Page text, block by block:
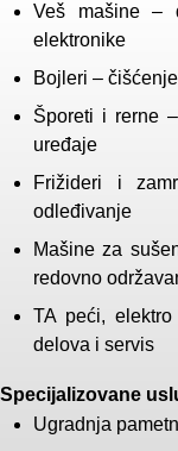
Veš mašine –
elektronike
Bojleri –
Šporeti i rerne
uređaje
Frižideri i
odleđivanje
Mašine za
redovno
TA peći,
delova i servis
Specijalizovane
Ugradnja